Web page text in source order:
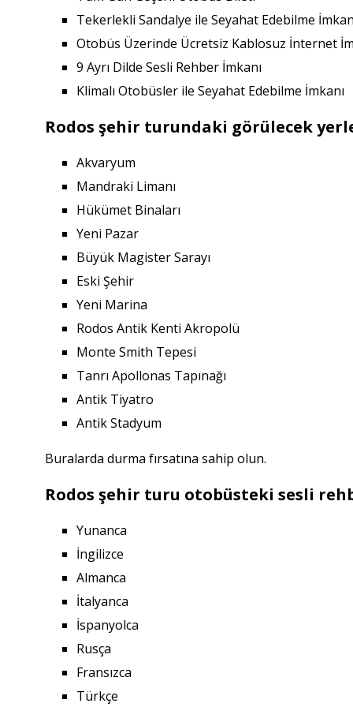
Tekerlekli Sandalye ile Seyahat Edebilme
Otobüs Üzerinde Ücretsiz Kablosuz İnternet
9 Ayrı Dilde Sesli Rehber İmkanı
Klimalı Otobüsler ile Seyahat Edebilme İmkanı
Rodos şehir turundaki görülecek
Akvaryum
Mandraki Limanı
Hükümet Binaları
Yeni Pazar
Büyük Magister Sarayı
Eski Şehir
Yeni Marina
Rodos Antik Kenti Akropolü
Monte Smith Tepesi
Tanrı Apollonas Tapınağı
Antik Tiyatro
Antik Stadyum
Buralarda durma fırsatına sahip olun.
Rodos şehir turu otobüsteki sesli
Yunanca
İngilizce
Almanca
İtalyanca
İspanyolca
Rusça
Fransızca
Türkçe